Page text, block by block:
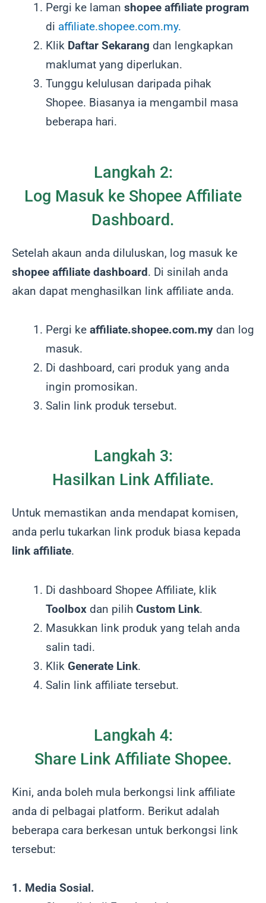
Pergi ke laman shopee affiliate program
di affiliate.shopee.com.my.
Klik Daftar Sekarang dan lengkapkan
maklumat yang diperlukan.
Tunggu kelulusan daripada pihak
Shopee. Biasanya ia mengambil masa
beberapa hari.
Langkah 2:
Log Masuk ke Shopee Affiliate
Dashboard.
Setelah akaun anda diluluskan, log masuk ke
shopee affiliate dashboard. Di sinilah anda
akan dapat menghasilkan link affiliate anda.
Pergi ke affiliate.shopee.com.my dan log
masuk.
Di dashboard, cari produk yang anda
ingin promosikan.
Salin link produk tersebut.
Langkah 3:
Hasilkan Link Affiliate.
Untuk memastikan anda mendapat komisen,
anda perlu tukarkan link produk biasa kepada
link affiliate.
Di dashboard Shopee Affiliate, klik
Toolbox dan pilih Custom Link.
Masukkan link produk yang telah anda
salin tadi.
Klik Generate Link.
Salin link affiliate tersebut.
Langkah 4:
Share Link Affiliate Shopee.
Kini, anda boleh mula berkongsi link affiliate
anda di pelbagai platform. Berikut adalah
beberapa cara berkesan untuk berkongsi link
tersebut:
1. Media Sosial.